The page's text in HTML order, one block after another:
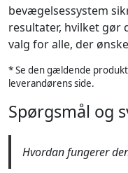
bevægelsessystem
resultater, hvilket gør
valg for alle, der
* Se den gældende
leverandørens side.
Spørgsmål og
Hvordan fungerer